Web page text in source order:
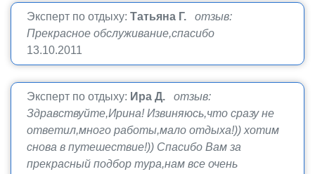
Эксперт по отдыху: Татьяна Г.
отзыв:
Прекрасное обслуживание,спасибо
13.10.2011
Эксперт по отдыху: Ира Д.
отзыв:
Здравствуйте,Ирина! Извиняюсь,что сразу не
ответил,много работы,мало отдыха!)) хотим
снова в путешествие!)) Спасибо Вам за
прекрасный подбор тура,нам все очень